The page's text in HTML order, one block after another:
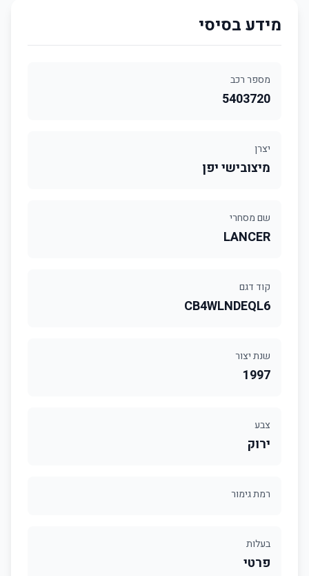
מידע בסיסי
מספר רכב
5403720
יצרן
מיצובישי יפן
שם מסחרי
LANCER
קוד דגם
CB4WLNDEQL6
שנת יצור
1997
צבע
ירוק
רמת גימור
בעלות
פרטי